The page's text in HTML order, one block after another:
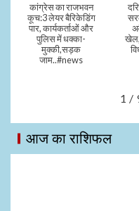
कांग्रेस का राजभवन
कूच:3 लेयर बैरिकेडिंग
पार, कार्यकर्ताओं और
पुलिस में धक्का-
मुक्की,सड़क
जाम..#news
1 /
आज का राशिफल